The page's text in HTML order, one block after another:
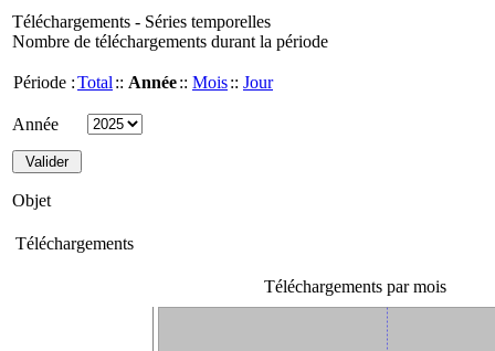
Téléchargements - Séries temporelles
Nombre de téléchargements durant la période
Période :Total :: Année:: Mois:: Jour
Année
Objet
Téléchargements
Téléchargements par mois